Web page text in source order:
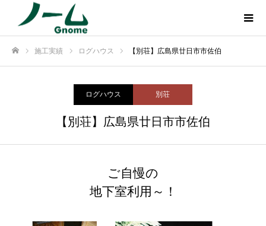
施工実績 ログハウス 【別荘】広島県廿日市市佐伯
ログハウス 別荘
【別荘】広島県廿日市市佐伯
ご自慢の
地下室利用～！